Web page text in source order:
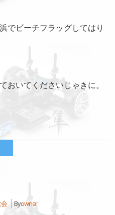
でビーチフラッグしてはり
おいてくださいじゃきに。
Byowner